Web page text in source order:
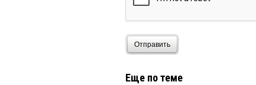
Отправить
Еще по теме